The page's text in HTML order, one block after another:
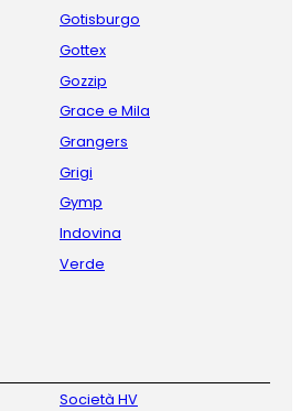
Gotisburgo
Gottex
Gozzip
Grace e Mila
Grangers
Grigi
Gymp
Indovina
Verde
Società HV